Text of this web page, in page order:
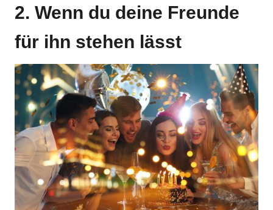
2. Wenn du deine Freunde
für ihn stehen lässt